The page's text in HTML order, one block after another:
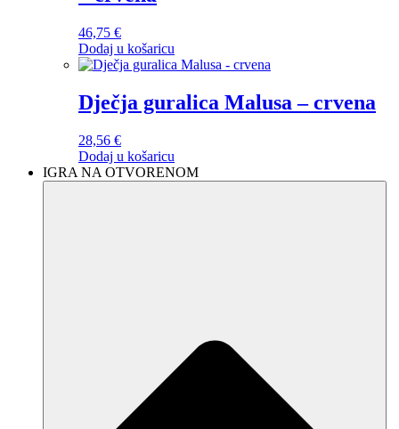
46,75 €
Dodaj u košaricu
Dječja guralica Malusa – crvena
28,56 €
Dodaj u košaricu
IGRA NA OTVORENOM